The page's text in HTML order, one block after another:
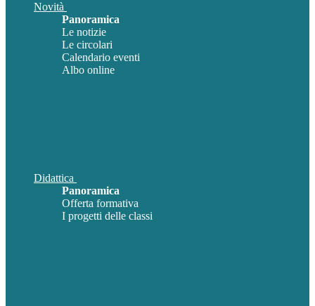
Novità
Panoramica
Le notizie
Le circolari
Calendario eventi
Albo online
Didattica
Panoramica
Offerta formativa
I progetti delle classi